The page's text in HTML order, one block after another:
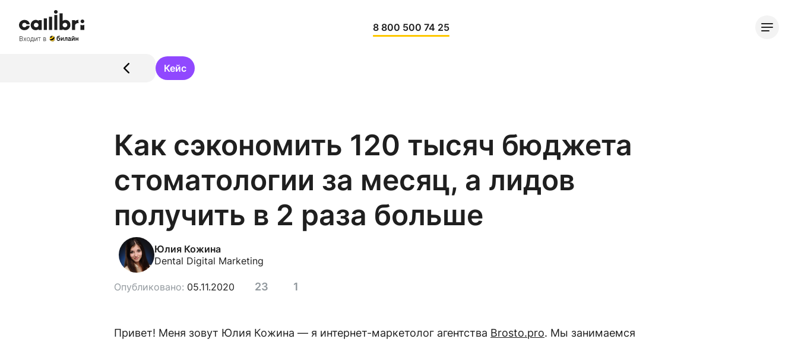
8 800 500 74 25
Кейс
Как сэкономить 120 тысяч бюджета
стоматологии за месяц, а лидов
получить в 2 раза больше
Юлия Кожина
Dental Digital Marketing
Опубликовано: 05.11.2020 23 1
Привет! Меня зовут Юлия Кожина — я интернет-маркетолог агентства Brosto.pro. Мы занимаемся